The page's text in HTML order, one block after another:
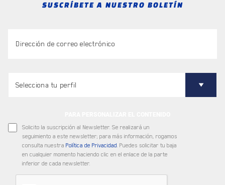
SUSCRÍBETE A NUESTRO BOLETÍN
Solicito la suscripción al Newsletter. Se realizará un
seguimiento a este newsletter; para más información, rogamos
consulta nuestra Política de Privacidad. Puedes solicitar tu baja
en cualquier momento haciendo clic en el enlace de la parte
inferior de cada newsletter.